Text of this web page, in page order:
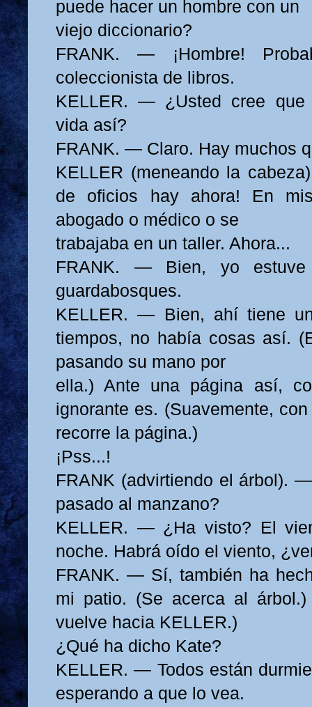
puede hacer un hombre con un
viejo diccionario?
FRANK. — ¡Hombre!
coleccionista de libros.
KELLER. — ¿Usted cree que
vida así?
FRANK. — Claro. Hay muchos
KELLER (meneando la
de oficios hay ahora! En
abogado o médico o se
trabajaba en un taller. Ahora...
FRANK. — Bien, yo
guardabosques.
KELLER. — Bien, ahí tiene
tiempos, no había cosas así.
pasando su mano por
ella.) Ante una página así,
ignorante es. (Suavemente,
recorre la página.)
¡Pss...!
FRANK (advirtiendo el árbol).
pasado al manzano?
KELLER. — ¿Ha visto? El
noche. Habrá oído el viento,
FRANK. — Sí, también ha
mi patio. (Se acerca al árbol.)
vuelve hacia KELLER.)
¿Qué ha dicho Kate?
KELLER. — Todos están
esperando a que lo vea.